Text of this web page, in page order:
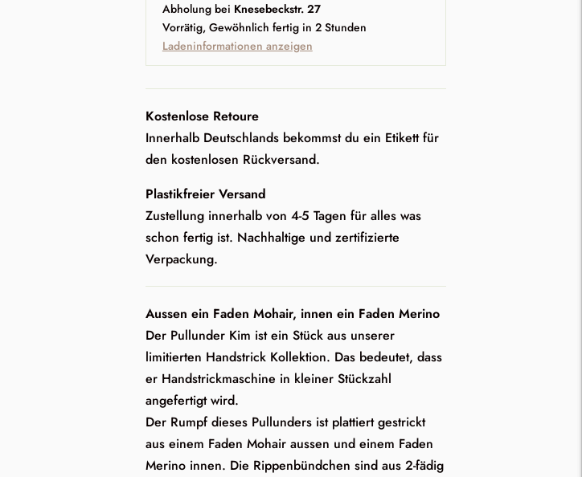
Abholung bei Knesebeckstr. 27
Vorrätig, Gewöhnlich fertig in 2 Stunden
Ladeninformationen anzeigen
Kostenlose Retoure
Innerhalb Deutschlands bekommst du ein Etikett für
den kostenlosen Rückversand.
Plastikfreier Versand
Zustellung innerhalb von 4-5 Tagen für alles was
schon fertig ist. Nachhaltige und zertifizierte
Verpackung.
Aussen ein Faden Mohair, innen ein Faden Merino
Der Pullunder Kim ist ein Stück aus unserer
limitierten Handstrick Kollektion. Das bedeutet, dass
er Handstrickmaschine in kleiner Stückzahl
angefertigt wird.
Der Rumpf dieses Pullunders ist plattiert gestrickt
aus einem Faden Mohair aussen und einem Faden
Merino innen. Die Rippenbündchen sind aus 2-fädig